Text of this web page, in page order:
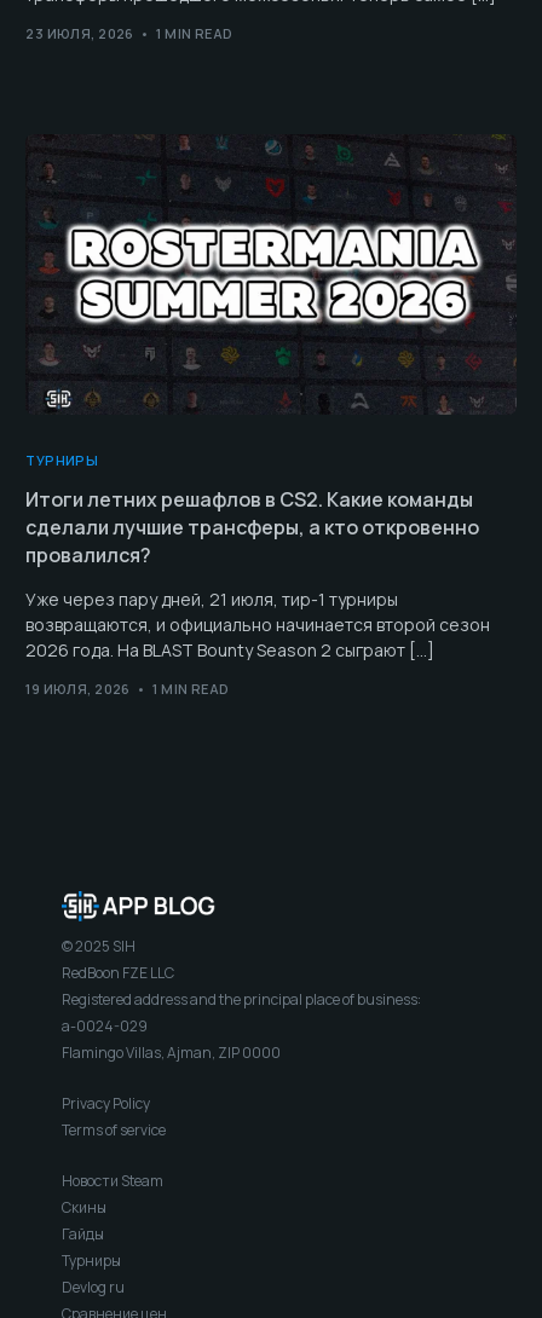
23 ИЮЛЯ, 2026 1 MIN READ
ТУРНИРЫ
Итоги летних решафлов в CS2. Какие команды
сделали лучшие трансферы, а кто откровенно
провалился?
Уже через пару дней, 21 июля, тир-1 турниры
возвращаются, и официально начинается второй сезон
2026 года. На BLAST Bounty Season 2 сыграют […]
19 ИЮЛЯ, 2026 1 MIN READ
© 2025 SIH
RedBoon FZE LLC
Registered address and the principal place of business:
a-0024-029
Flamingo Villas, Ajman, ZIP 0000
Privacy Policy
Terms of service
Новости Steam
Скины
Гайды
Турниры
Devlog ru
Сравнение цен